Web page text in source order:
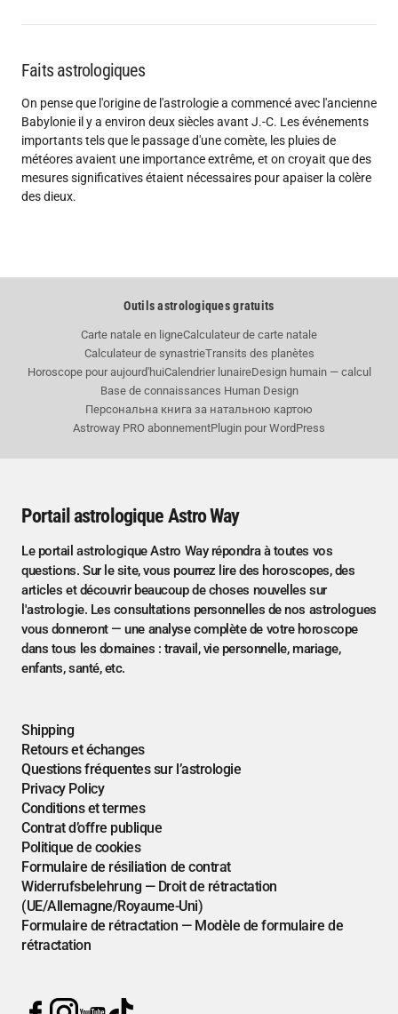
Faits astrologiques
On pense que l'origine de l'astrologie a commencé avec l'ancienne
Babylonie il y a environ deux siècles avant J.-C. Les événements
importants tels que le passage d'une comète, les pluies de
météores avaient une importance extrême, et on croyait que des
mesures significatives étaient nécessaires pour apaiser la colère
des dieux.
Outils astrologiques gratuits
Carte natale en ligneCalculateur de carte natale
Calculateur de synastrieTransits des planètes
Horoscope pour aujourd'huiCalendrier lunaireDesign humain — calcul
Base de connaissances Human Design
Персональна книга за натальною картою
Astroway PRO abonnementPlugin pour WordPress
Portail astrologique Astro Way
Le portail astrologique Astro Way répondra à toutes vos
questions. Sur le site, vous pourrez lire des horoscopes, des
articles et découvrir beaucoup de choses nouvelles sur
l'astrologie. Les consultations personnelles de nos astrologues
vous donneront — une analyse complète de votre horoscope
dans tous les domaines : travail, vie personnelle, mariage,
enfants, santé, etc.
Shipping
Retours et échanges
Questions fréquentes sur l’astrologie
Privacy Policy
Conditions et termes
Contrat d’offre publique
Politique de cookies
Formulaire de résiliation de contrat
Widerrufsbelehrung — Droit de rétractation
(UE/Allemagne/Royaume-Uni)
Formulaire de rétractation — Modèle de formulaire de
rétractation